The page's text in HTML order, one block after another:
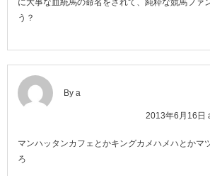
に大事な血統馬の命名をされて、純粋な競馬ファ
う？
By a
2013年6月16日
マンハッタンカフェとかキングカメハメハとかマ
ろ